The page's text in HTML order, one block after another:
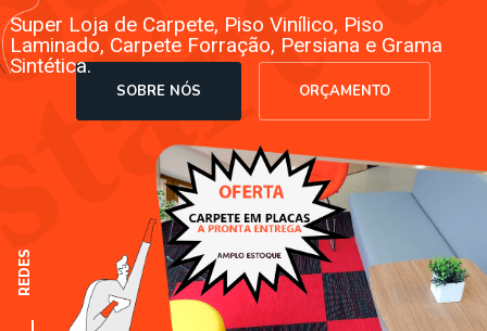
REDES
Super Loja de Carpete, Piso Vinílico, Piso
Laminado, Carpete Forração, Persiana e Grama
Sintética.
SOBRE NÓS ORÇAMENTO